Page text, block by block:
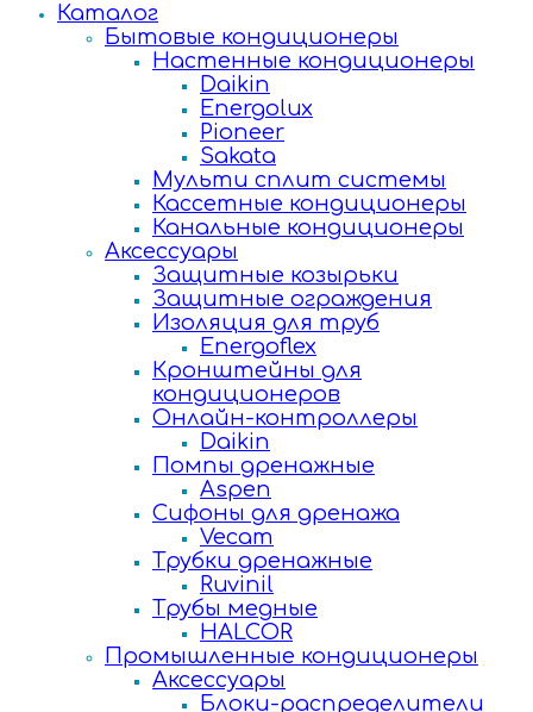
Каталог
Бытовые кондиционеры
Настенные кондиционеры
Daikin
Energolux
Pioneer
Sakata
Мульти сплит системы
Кассетные кондиционеры
Канальные кондиционеры
Аксессуары
Защитные козырьки
Защитные ограждения
Изоляция для труб
Energoflex
Кронштейны для
кондиционеров
Онлайн-контроллеры
Daikin
Помпы дренажные
Aspen
Сифоны для дренажа
Vecam
Трубки дренажные
Ruvinil
Трубы медные
HALCOR
Промышленные кондиционеры
Аксессуары
Блоки-распределители